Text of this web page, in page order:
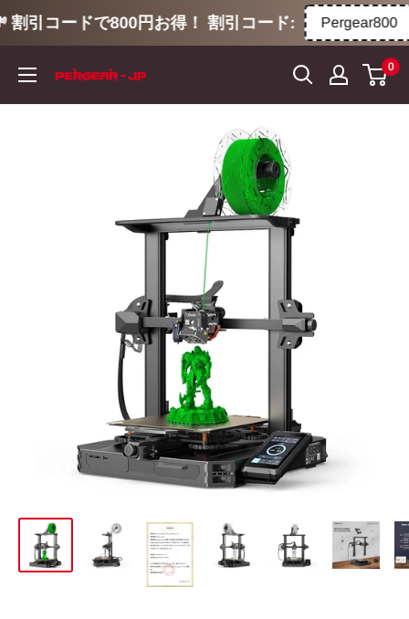
引コードで800円お得！ 割引コード: Pergear800
テ
0